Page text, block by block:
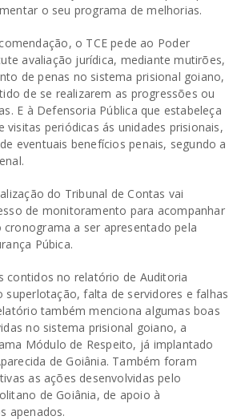
o seu programa de melhorias.
o TCE pede ao Poder
avaliação jurídica, mediante mutirões,
de penas no sistema prisional goiano,
de se realizarem as progressões ou
E à Defensoria Pública que estabeleça
visitas periódicas ás unidades prisionais,
eventuais benefícios penais, segundo a
do Tribunal de Contas vai
de monitoramento para acompanhar
a ser apresentado pela
Púbica.
contidos no relatório de Auditoria
superlotação, falta de servidores e falhas
também menciona algumas boas
no sistema prisional goiano, a
Módulo de Respeito, já implantado
de Goiânia. Também foram
as ações desenvolvidas pelo
de Goiânia, de apoio à
apenados.